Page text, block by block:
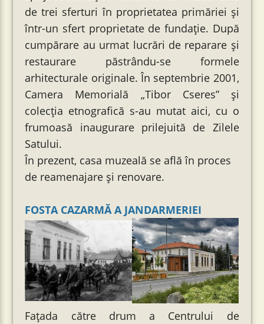
de trei sferturi în proprietatea primăriei și
într-un sfert proprietate de fundaţie. După
cumpărare au urmat lucrări de reparare şi
restaurare păstrându-se formele
arhitecturale originale. În septembrie 2001,
Camera Memorială „Tibor Cseres” şi
colecţia etnografică s-au mutat aici, cu o
frumoasă inaugurare prilejuită de Zilele
Satului.
În prezent, casa muzeală se află în proces
de reamenajare şi renovare.
FOSTA CAZARMĂ A JANDARMERIEI
Fațada către drum a Centrului de